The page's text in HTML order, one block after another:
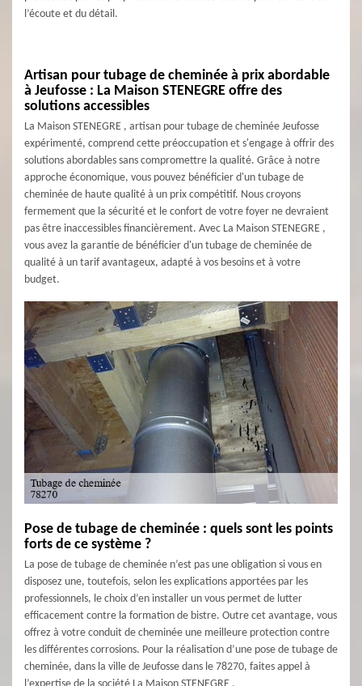
l’écoute et du détail.
Artisan pour tubage de cheminée à prix abordable
à Jeufosse : La Maison STENEGRE offre des
solutions accessibles
La Maison STENEGRE , artisan pour tubage de cheminée Jeufosse
expérimenté, comprend cette préoccupation et s'engage à offrir des
solutions abordables sans compromettre la qualité. Grâce à notre
approche économique, vous pouvez bénéficier d'un tubage de
cheminée de haute qualité à un prix compétitif. Nous croyons
fermement que la sécurité et le confort de votre foyer ne devraient
pas être inaccessibles financièrement. Avec La Maison STENEGRE ,
vous avez la garantie de bénéficier d'un tubage de cheminée de
qualité à un tarif avantageux, adapté à vos besoins et à votre
budget.
Pose de tubage de cheminée : quels sont les points
forts de ce système ?
La pose de tubage de cheminée n’est pas une obligation si vous en
disposez une, toutefois, selon les explications apportées par les
professionnels, le choix d’en installer un vous permet de lutter
efficacement contre la formation de bistre. Outre cet avantage, vous
offrez à votre conduit de cheminée une meilleure protection contre
les différentes corrosions. Pour la réalisation d’une pose de tubage de
cheminée, dans la ville de Jeufosse dans le 78270, faites appel à